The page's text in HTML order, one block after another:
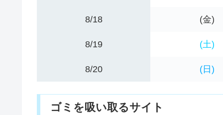
8/18 (金)
8/19 (土)
8/20 (日)
ゴミを吸い取るサイト